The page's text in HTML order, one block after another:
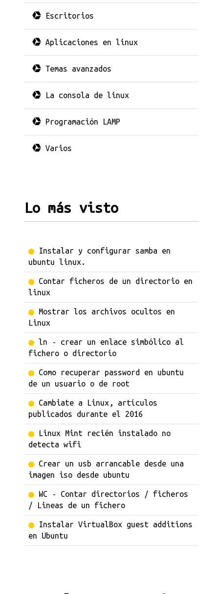
Escritorios
Aplicaciones en linux
Temas avanzados
La consola de linux
Programación LAMP
Varios
Lo más visto
Instalar y configurar samba en
ubuntu linux.
Contar ficheros de un directorio en
linux
Mostrar los archivos ocultos en
Linux
ln - crear un enlace simbólico al
fichero o directorio
Como recuperar password en ubuntu
de un usuario o de root
Cambiate a Linux, artículos
publicados durante el 2016
Linux Mint recién instalado no
detecta wifi
Crear un usb arrancable desde una
imagen iso desde ubuntu
WC - Contar directorios / ficheros
/ Lineas de un fichero
Instalar VirtualBox guest additions
en Ubuntu